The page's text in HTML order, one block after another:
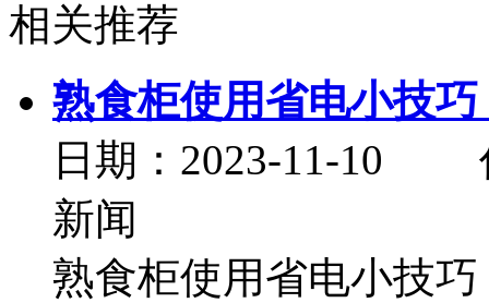
相关推荐
熟食柜使用省电小技巧
日期：2023-11-10
新闻
熟食柜使用省电小技